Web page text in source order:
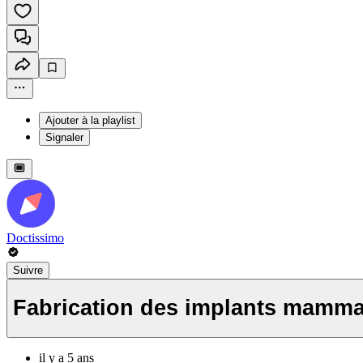
Ajouter à la playlist
Signaler
Doctissimo
Suivre
Fabrication des implants
il y a 5 ans